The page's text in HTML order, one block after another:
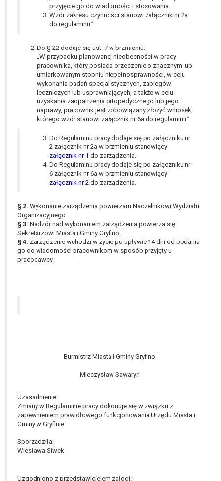
przyjęcie go do wiadomości i stosowania.
Wzór zakresu czynności stanowi załącznik nr 2a
do regulaminu.”
Do § 22 dodaje się ust. 7 w brzmieniu:
„W przypadku planowanej nieobecności w pracy
pracownika, który posiada orzeczenie o znacznym lub
umiarkowanym stopniu niepełnosprawności, w celu
wykonania badań specjalistycznych, zabiegów
leczniczych lub usprawniających, a także w celu
uzyskania zaopatrzenia ortopedycznego lub jego
naprawy, pracownik jest zobowiązany złożyć wniosek,
którego wzór stanowi załącznik nr 6a do regulaminu.”
Do Regulaminu pracy dodaje się po załączniku nr
2 załącznik nr 2a w brzmieniu stanowiący
załącznik nr 1 do zarządzenia.
Do Regulaminu pracy dodaje się po załączniku nr
6 załącznik nr 6a w brzmieniu stanowiący
załącznik nr 2 do zarządzenia.
§ 2. Wykonanie zarządzenia powierzam Naczelnikowi Wydziału
Organizacyjnego.
§ 3. Nadzór nad wykonaniem zarządzenia powierza się
Sekretarzowi Miasta i Gminy Gryfino.
§ 4. Zarządzenie wchodzi w życie po upływie 14 dni od podania
go do wiadomości pracownikom w sposób przyjęty u
pracodawcy.
Burmistrz Miasta i Gminy Gryfino
Mieczysław Sawaryn
Uzasadnienie
Zmiany w Regulaminie pracy dokonuje się w związku z
zapewnieniem prawidłowego funkcjonowania Urzędu Miasta i
Gminy w Gryfinie.
Sporządziła:
Wiesława Siwek
Uzgodniono z przedstawicielem załogi:
przetwarzania, którego dokonano na podstawie
zgody przed jej cofnięciem.
przetwarzanie Pani/Pana danych osobowych
przez administratora.
Organem właściwym do wniesienia skargi jest
Prezes Urzędu Ochrony Danych Osobowych.
W zależności od sfery, w której przetwarzane są
dane osobowe, podanie danych osobowych jest
dobrowolne albo jest wymogiem ustawowym lub
Pani/Pana dane nie będą poddawane
zautomatyzowanemu podejmowaniu decyzji, w
tym również profilowaniu.